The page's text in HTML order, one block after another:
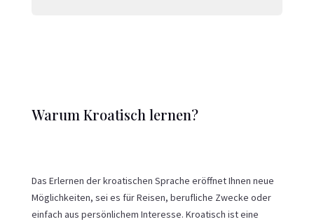
Warum Kroatisch lernen?
Das Erlernen der kroatischen Sprache eröffnet Ihnen neue
Möglichkeiten, sei es für Reisen, berufliche Zwecke oder
einfach aus persönlichem Interesse. Kroatisch ist eine